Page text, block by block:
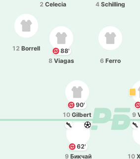
4 Schilling
2 Celecia
88'
8 Viagas
12 Borrell
6 Ferro
90'
10 Gilbert
9
10
62'
9 Бикчай